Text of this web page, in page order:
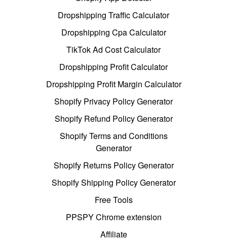
Dropshipping Traffic Calculator
Dropshipping Cpa Calculator
TikTok Ad Cost Calculator
Dropshipping Profit Calculator
Dropshipping Profit Margin Calculator
Shopify Privacy Policy Generator
Shopify Refund Policy Generator
Shopify Terms and Conditions
Generator
Shopify Returns Policy Generator
Shopify Shipping Policy Generator
Free Tools
PPSPY Chrome extension
Affiliate